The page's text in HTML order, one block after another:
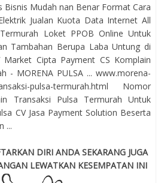
Bisnis Mudah nan Benar Format Cara
Jualan Kuota Data Internet All
Loket PPOB Online Untuk
Tambahan Berupa Laba Untung di
Cipta Payment CS Komplain
- MORENA PULSA ... www.morena-
pulsa-termurah.html Nomor
Transaksi Pulsa Termurah Untuk
CV Jasa Payment Solution Beserta
...
DIRI ANDA SEKARANG JUGA
LEWATKAN KESEMPATAN INI